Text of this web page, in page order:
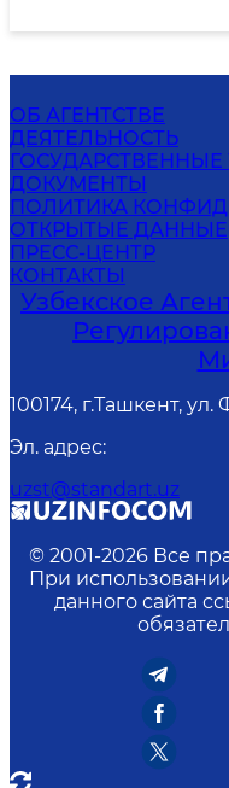
ОБ АГЕНТСТВЕ
ДЕЯТЕЛЬНОСТЬ
ГОСУДАРСТВЕННЫЕ
ДОКУМЕНТЫ
ПОЛИТИКА
ОТКРЫТЫЕ ДАННЫЕ
ПРЕСС-ЦЕНТР
КОНТАКТЫ
Узбекское
100174, г.Ташкент, ул.
Эл. адрес:
uzst@standart.uz
© 2001-2026 Все
При
данного сайта